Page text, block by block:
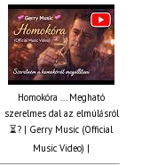
Homokóra ... Megható
szerelmes dal az elmúlásról
⏳? | Gerry Music (Official
Music Video) |